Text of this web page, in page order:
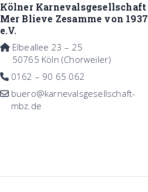
Kölner Karnevalsgesellschaft
Mer Blieve Zesamme von 1937
e.V.
Elbeallee 23 – 25
50765 Köln (Chorweiler)
0162 – 90 65 062
buero@karnevalsgesellschaft-
mbz.de